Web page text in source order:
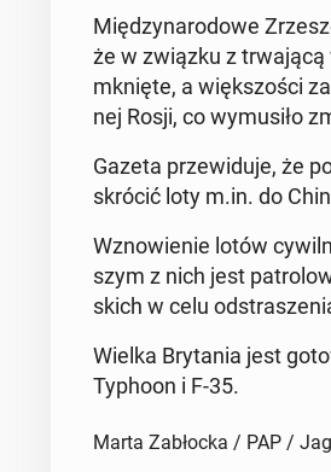
Mię­dzy­na­ro­do­we
że w związku z
mknię­te, a więk­szo­ści
nej Rosji, co wy­mu­si­ło
Gazeta prze­wi­du­je, że
skrócić loty m.in. do
Wzno­wie­nie lotów
szym z nich jest
skich w celu
Wielka Bry­ta­nia jest
Typhoon i F-35.
Marta Zabłocka / PAP /